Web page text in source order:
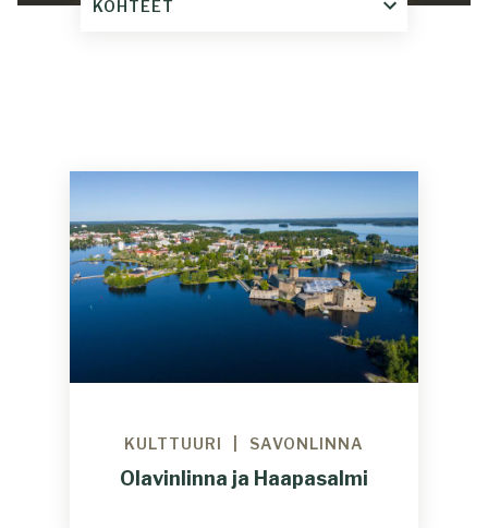
KULTTUURI SAVONLINNA
Olavinlinna ja Haapasalmi